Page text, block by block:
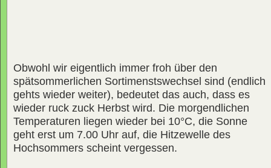
Obwohl wir eigentlich immer froh über den
spätsommerlichen Sortimenstswechsel sind (endlich
gehts wieder weiter), bedeutet das auch, dass es
wieder ruck zuck Herbst wird. Die morgendlichen
Temperaturen liegen wieder bei 10°C, die Sonne
geht erst um 7.00 Uhr auf, die Hitzewelle des
Hochsommers scheint vergessen.